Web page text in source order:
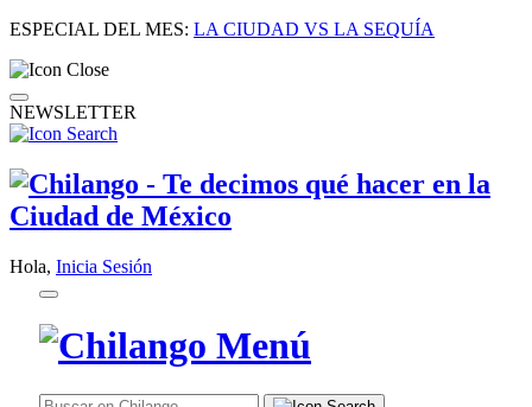
ESPECIAL DEL MES: LA CIUDAD VS LA SEQUÍA
NEWSLETTER
Hola, Inicia Sesión